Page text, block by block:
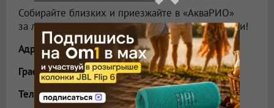
Собирайте близких и приезжайте в «АкваРИО»
за летним настроением и новыми впечатлениями!
Адрес: Омск, улица Завертяева, 5.
График работы— ежедневно с 10:00 до 22:00.
Телефон: 8 (3812) 485–300.